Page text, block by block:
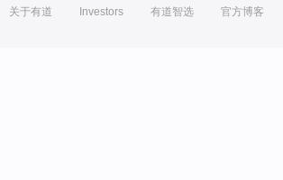
关于有道 Investors 有道智选 官方博客